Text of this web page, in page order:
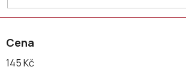
t
ů
Cena
145Kč